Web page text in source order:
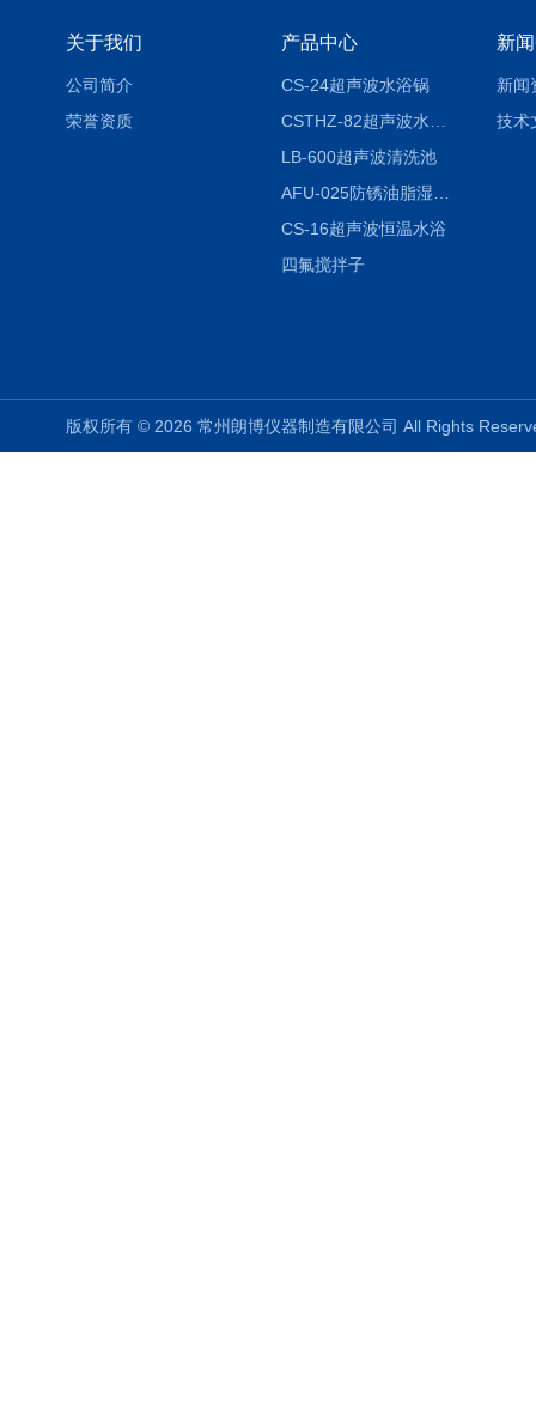
关于我们
公司简介
荣誉资质
产品中心
CS-24超声波水浴锅
LB-600超声波清洗池
CS-16超声波恒温水浴
四氟搅拌子
新
新闻
技术
版权所有 © 2026 常州朗博仪器制造有限公司 All Rights